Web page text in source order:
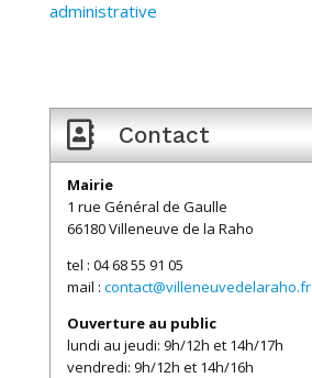
administrative
 Contact
Mairie
1 rue Général de Gaulle
66180 Villeneuve de la Raho
tel : 04 68 55 91 05
mail : contact@villeneuvedelaraho.fr
Ouverture au public
lundi au jeudi: 9h/12h et 14h/17h
vendredi: 9h/12h et 14h/16h